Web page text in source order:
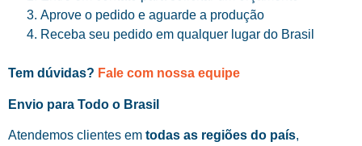
Aprove o pedido e aguarde a produção
Receba seu pedido em qualquer lugar do Brasil
Tem dúvidas? Fale com nossa equipe
Envio para Todo o Brasil
Atendemos clientes em todas as regiões do país,